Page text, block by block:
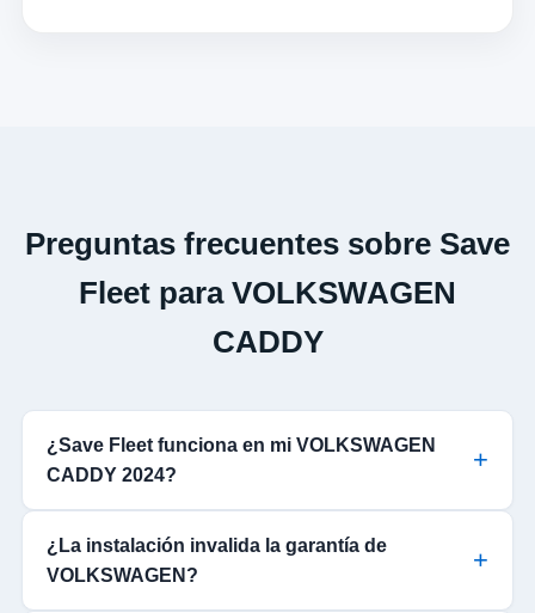
Preguntas frecuentes sobre Save
Fleet para VOLKSWAGEN
CADDY
¿Save Fleet funciona en mi VOLKSWAGEN
CADDY 2024?
¿La instalación invalida la garantía de
VOLKSWAGEN?